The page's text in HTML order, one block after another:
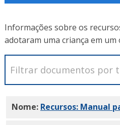
Informações sobre os
adotaram uma criança em
Nome: Recursos: Manual